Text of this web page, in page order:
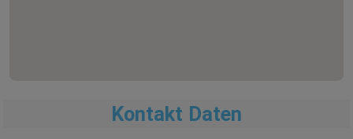
Kontakt Daten